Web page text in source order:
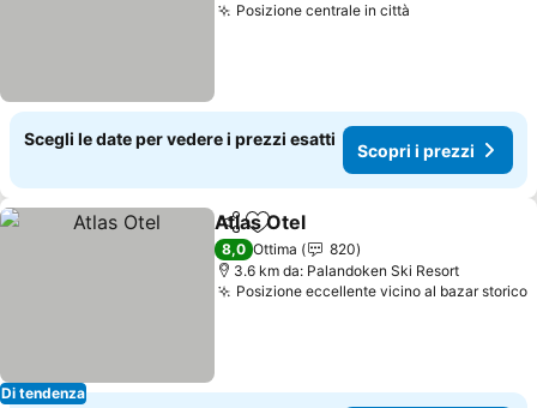
Posizione centrale in città
Scegli le date per vedere i prezzi esatti
Scopri i prezzi
Di tendenza
CondividiAggiungi ai preferiti
Atlas Otel
8,0 Ottima
820
3.6 km da: Palandoken Ski Resort
Posizione eccellente vicino al bazar storico